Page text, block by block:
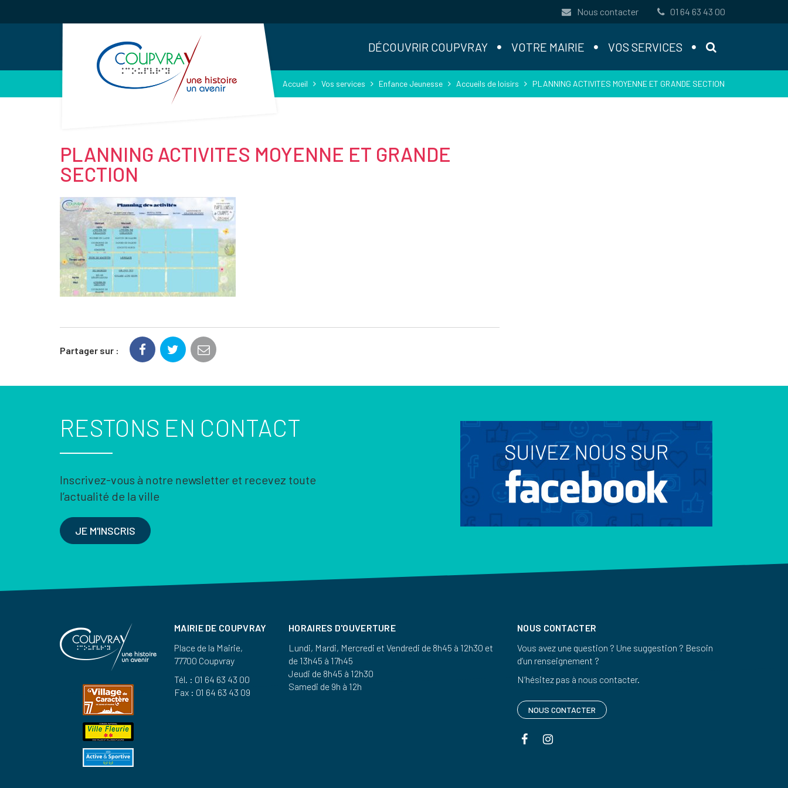
Nous contacter 01 64 63 43 00
DÉCOUVRIR COUPVRAY VOTRE MAIRIE VOS SERVICES
Accueil Vos services Enfance Jeunesse Accueils de loisirs PLANNING ACTIVITES MOYENNE ET GRANDE SECTION
PLANNING ACTIVITES MOYENNE ET GRANDE
SECTION
Partager sur :
RESTONS EN CONTACT
Inscrivez-vous à notre newsletter et recevez toute
l’actualité de la ville
JE M'INSCRIS
MAIRIE DE COUPVRAY
Place de la Mairie,
77700 Coupvray
Tél. : 01 64 63 43 00
Fax : 01 64 63 43 09
HORAIRES D'OUVERTURE
Lundi, Mardi, Mercredi et Vendredi de 8h45 à 12h30 et
de 13h45 à 17h45
Jeudi de 8h45 à 12h30
Samedi de 9h à 12h
NOUS CONTACTER
Vous avez une question ? Une suggestion ? Besoin
d’un renseignement ?
N’hésitez pas à nous contacter.
NOUS CONTACTER
Lien